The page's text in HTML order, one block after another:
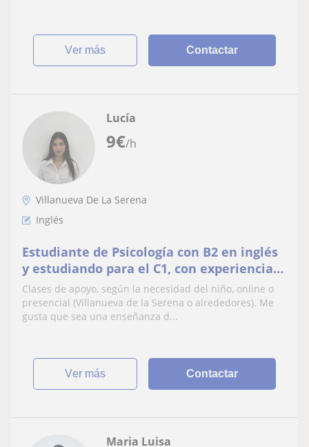
ver más Contactar
9€/h
Lucía
Villanueva De La Serena
Inglés
Estudiante de Psicología con B2 en inglés
y estudiando para el C1, con experiencia
en el trato con niños, ofrece clases de
inglés
Clases de apoyo, según la necesidad del niño, online o
presencial (Villanueva de la Serena o alrededores). Me
gusta que sea una enseñanza d...
ver más Contactar
Maria Luisa